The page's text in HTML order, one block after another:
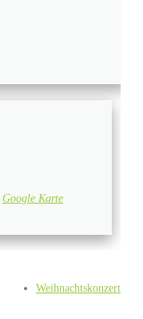
Google Karte
Weihnachtskonzert